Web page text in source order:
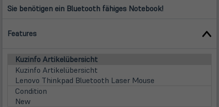
Sie benötigen ein Bluetooth fähiges Notebook!
Features
Kuzinfo Artikelübersicht
Kuzinfo Artikelübersicht
Lenovo Thinkpad Bluetooth Laser Mouse
Condition
New